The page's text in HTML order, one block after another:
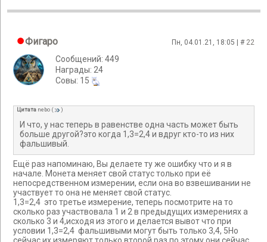
Фигаро Пн, 04.01.21, 18:05 | # 22
Сообщений: 449
Награды: 24
Cовы: 15
Цитата nebo ( )
И что, у нас теперь в равенстве одна часть может быть
больше другой?это когда 1,3=2,4 и вдруг кто-то из них
фальшивый.
Ещё раз напоминаю, Вы делаете ту же ошибку что и я в
начале. Монета меняет свой статус только при её
непосредственном измерении, если она во взвешивании не
участвует то она не меняет свой статус.
1,3=2,4 это третье измерение, теперь посмотрите на то
сколько раз участвовала 1 и 2 в предыдущих измерениях а
сколько 3 и 4,исходя из этого и делается вывот что при
условии 1,3=2,4 фальшивыми могут быть только 3,4, 5Но